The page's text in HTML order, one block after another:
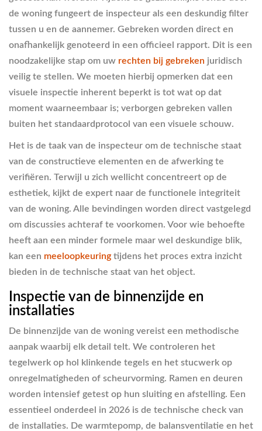
de woning fungeert de inspecteur als een deskundig filter
tussen u en de aannemer. Gebreken worden direct en
onafhankelijk genoteerd in een officieel rapport. Dit is een
noodzakelijke stap om uw rechten bij gebreken juridisch
veilig te stellen. We moeten hierbij opmerken dat een
visuele inspectie inherent beperkt is tot wat op dat
moment waarneembaar is; verborgen gebreken vallen
buiten het standaardprotocol van een visuele schouw.
Het is de taak van de inspecteur om de technische staat
van de constructieve elementen en de afwerking te
verifiëren. Terwijl u zich wellicht concentreert op de
esthetiek, kijkt de expert naar de functionele integriteit
van de woning. Alle bevindingen worden direct vastgelegd
om discussies achteraf te voorkomen. Voor wie behoefte
heeft aan een minder formele maar wel deskundige blik,
kan een meeloopkeuring tijdens het proces extra inzicht
bieden in de technische staat van het object.
Inspectie van de binnenzijde en
installaties
De binnenzijde van de woning vereist een methodische
aanpak waarbij elk detail telt. We controleren het
tegelwerk op hol klinkende tegels en het stucwerk op
onregelmatigheden of scheurvorming. Ramen en deuren
worden intensief getest op hun sluiting en afstelling. Een
essentieel onderdeel in 2026 is de technische check van
de installaties. De warmtepomp, de balansventilatie en het